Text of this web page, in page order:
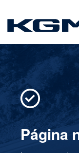
Página